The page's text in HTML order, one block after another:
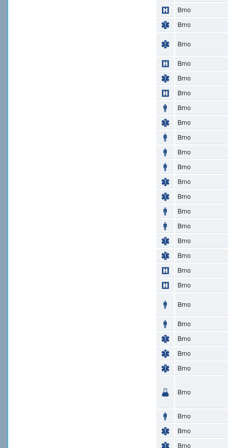
Brno
Brno
Brno
Brno
Brno
Brno
Brno
Brno
Brno
Brno
Brno
Brno
Brno
Brno
Brno
Brno
Brno
Brno
Brno
Brno
Brno
Brno
Brno
Brno
Brno
Brno
Brno
Brno